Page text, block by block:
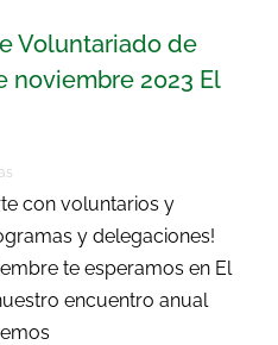
Voluntariado de
noviembre 2023 El
con voluntarios y
y delegaciones!
te esperamos en El
encuentro anual